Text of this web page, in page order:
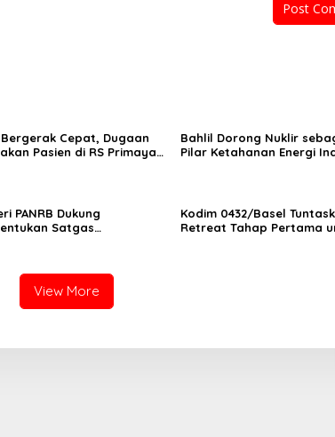
Bergerak Cepat, Dugaan
Pasien di RS Primaya
Bahlil Dorong Nuklir
Pilar Ketahanan Energi
PANRB Dukung
Satgas
Kodim 0432/Basel
Retreat Tahap Pertama
View More